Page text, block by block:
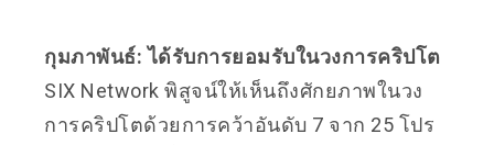
กุมภาพันธ์: ได้รับการยอมรับในวงการคริปโต
SIX Network พิสูจน์ให้เห็นถึงศักยภาพในวง
การคริปโตด้วยการคว้าอันดับ 7 จาก 25 โปร